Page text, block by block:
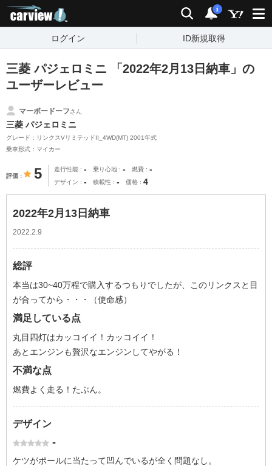
検索 通知
i
ログイン ID新規取得
三菱 パジェロミニ 「2022年2月13日納車」の
ユーザーレビュー
マーボードーフさん
三菱 パジェロミニ
グレード：リンクスVリミテッドII_4WD(MT) 2001年式
乗車形式：マイカー
評価 5 走行性能 - 乗り心地 - 燃費 -
デザイン - 積載性 - 価格 4
2022年2月13日納車
2022.2.9
総評
本当は30~40万程で購入するつもりでしたが、このリンクスと目
が合ってから・・・（使命感）
満足している点
丸目四灯はカッコイイ！カッコイイ！
あとエンジンも贅沢なエンジンしてやがる！
不満な点
燃費よく走る！たぶん。
デザイン
-
ケツがポールに当たって凹んでいるが全く問題なし。